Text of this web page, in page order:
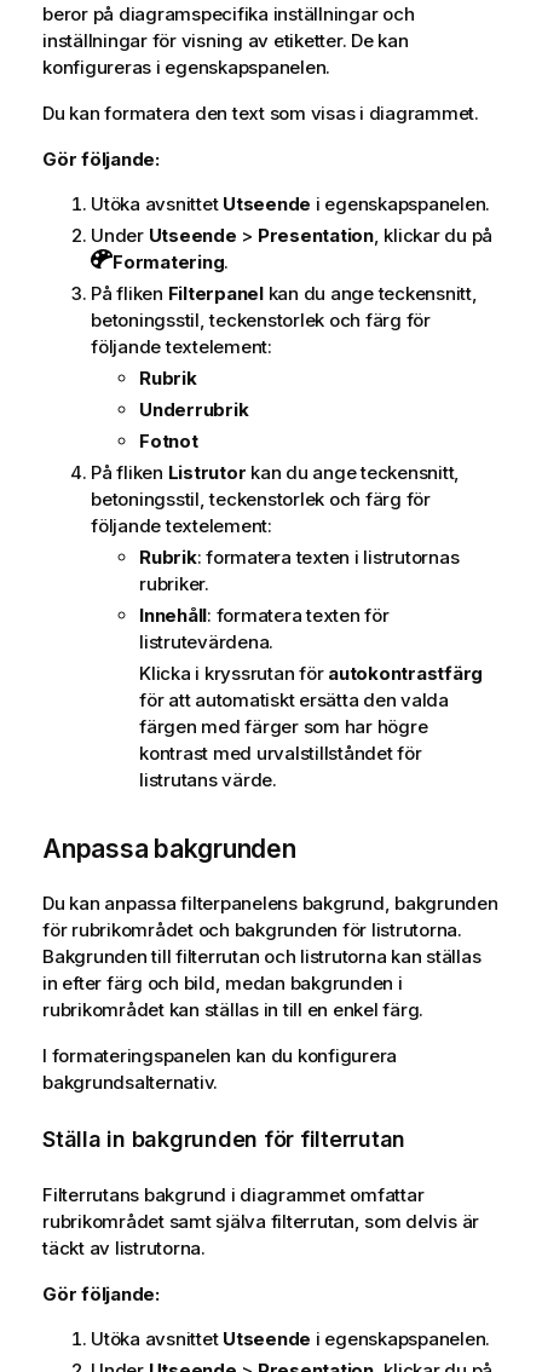
beror på diagramspecifika inställningar och
inställningar för visning av etiketter. De kan
konfigureras i egenskapspanelen.
Du kan formatera den text som visas i diagrammet.
Gör följande:
Utöka avsnittet Utseende i egenskapspanelen.
Under Utseende > Presentation, klickar du på
Formatering.
På fliken Filterpanelkan du ange teckensnitt,
betoningsstil, teckenstorlek och färg för
följande textelement:
Rubrik
Underrubrik
Fotnot
På fliken Listrutor kan du ange teckensnitt,
betoningsstil, teckenstorlek och färg för
följande textelement:
Rubrik: formatera texten i listrutornas
rubriker.
Innehåll: formatera texten för
listrutevärdena.
Klicka i kryssrutan för autokontrastfärg
för att automatiskt ersätta den valda
färgen med färger som har högre
kontrast med urvalstillståndet för
listrutans värde.
Anpassa bakgrunden
Du kan anpassa filterpanelens bakgrund, bakgrunden
för rubrikområdet och bakgrunden för listrutorna.
Bakgrunden till filterrutan och listrutorna kan ställas
in efter färg och bild, medan bakgrunden i
rubrikområdet kan ställas in till en enkel färg.
I formateringspanelen kan du konfigurera
bakgrundsalternativ.
Ställa in bakgrunden för filterrutan
Filterrutans bakgrund i diagrammet omfattar
rubrikområdet samt själva filterrutan, som delvis är
täckt av listrutorna.
Gör följande:
Utöka avsnittet Utseende i egenskapspanelen.